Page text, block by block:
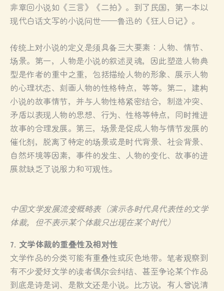
非章回小说如《三言》《二拍》。到了民国，第一本以
现代白话文写的小说问世——鲁迅的《狂人日记》。
传统上对小说的定义是须具备三大要素：人物、情节、
场景。第一，人物是小说的叙述灵魂，因此塑造人物典
型是作者的重中之重，包括描绘人物的形象、展示人物
的心理状态、刻画人物的性格特点，等等。第二，建构
小说的故事情节，并与人物性格紧密结合，制造冲突、
矛盾以表现人物的思想、行为、性格等特点，同时推进
故事的合理发展。第三，场景是促成人物与情节发展的
催化剂，脱离了特定的场景或是时代背景、社会背景、
自然坏境等因素，事件的发生、人物的变化、故事的进
展就缺乏了说服力和可观性。
中国文学发展流变概略表（演示各时代具代表性的文学
体裁，但不表示某个体裁只出现在某个时代）
7. 文学体裁的重叠性及相对性
文学作品的分类可能有重叠性或灰色地带。笔者观察到
有不少爱好文学的读者偶尔会纠结、甚至争论某个作品
到底是诗是词、是散文还是小说。比方说，有人曾说清